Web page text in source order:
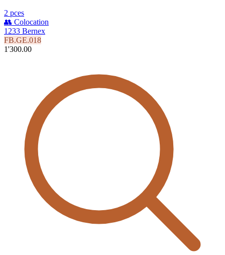
2 pces
👥 Colocation
1233 Bernex
FB.GE.018
1'300.00